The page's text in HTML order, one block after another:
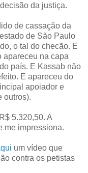
da justiça.
de cassação da
de São Paulo
o tal do checão. E
apareceu na capa
país. E Kassab não
E apareceu do
apoiador e
outros).
5.320,50. A
me impressiona.
um vídeo que
contra os petistas